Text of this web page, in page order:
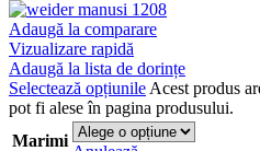
Adaugă la comparare
Vizualizare rapidă
Adaugă la lista de dorințe
Selectează opțiunile Acest produs
pot fi alese în pagina produsului.
Marimi